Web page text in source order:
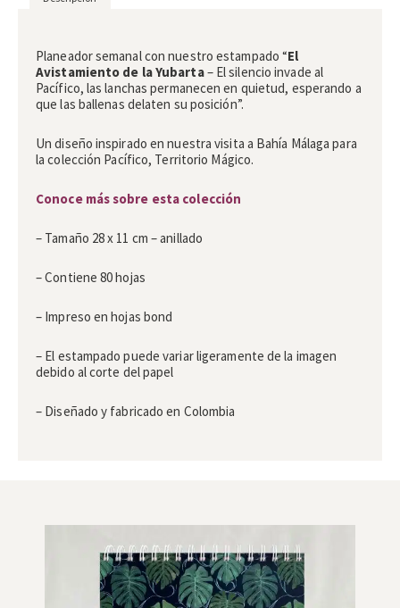
Planeador semanal con nuestro estampado “El
Avistamiento de la Yubarta– El silencio invade al
Pacífico, las lanchas permanecen en quietud, esperando a
que las ballenas delaten su posición”.
Un diseño inspirado en nuestra visita a Bahía Málaga para
la colección Pacífico, Territorio Mágico.
Conoce más sobre esta colección
– Tamaño 28 x 11 cm – anillado
– Contiene 80 hojas
– Impreso en hojas bond
– El estampado puede variar ligeramente de la imagen
debido al corte del papel
– Diseñado y fabricado en Colombia